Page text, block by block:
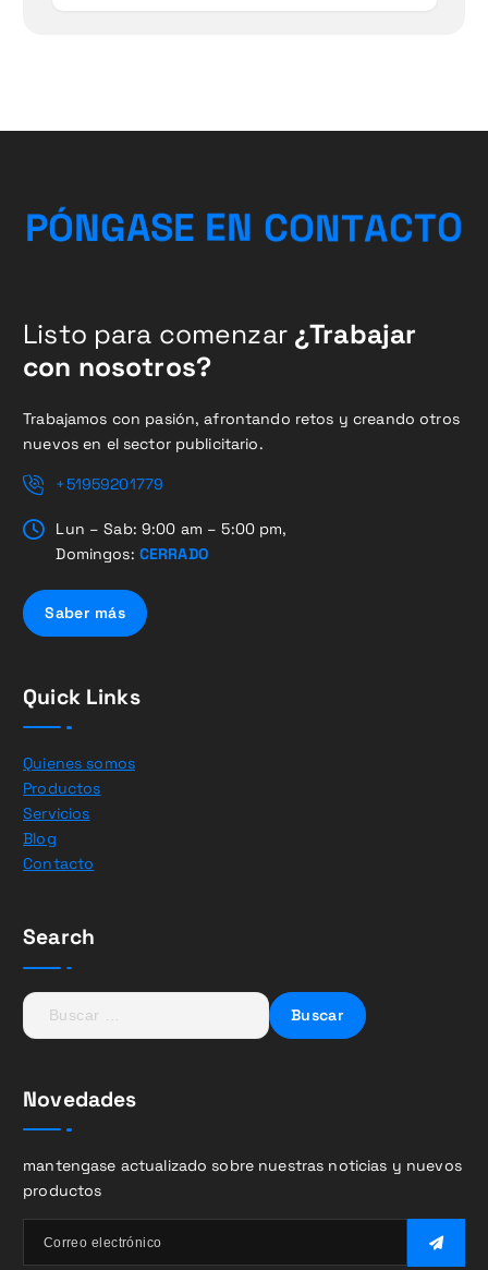
PÓNGASE EN CONTACTO
Listo para comenzar¿Trabajar
con nosotros?
Trabajamos con pasión, afrontando retos y creando otros
nuevos en el sector publicitario.
+51959201779
Lun – Sab: 9:00 am – 5:00 pm,
Domingos: CERRADO
Saber más
Quick Links
Quienes somos
Productos
Servicios
Blog
Contacto
Search
B
u
a
r
Novedades
mantengase actualizado sobre nuestras noticias y nuevos
productos